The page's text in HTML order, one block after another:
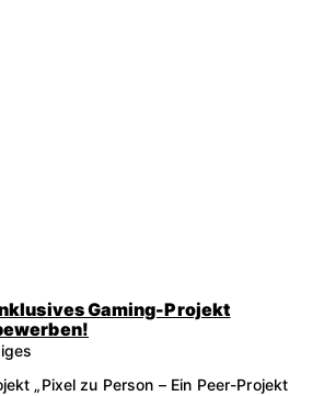
Gaming-Projekt
„Pixel zu Person – Ein Peer-Projekt